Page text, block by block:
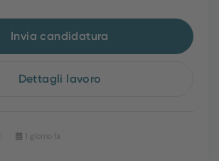
Invia candidatura
Dettagli lavoro
1 giorno fa